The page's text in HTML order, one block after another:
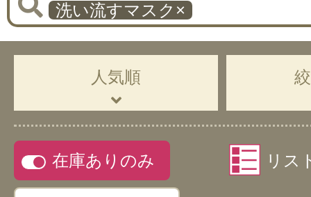
洗い流すマスク ×
人気順
在庫ありのみ リス